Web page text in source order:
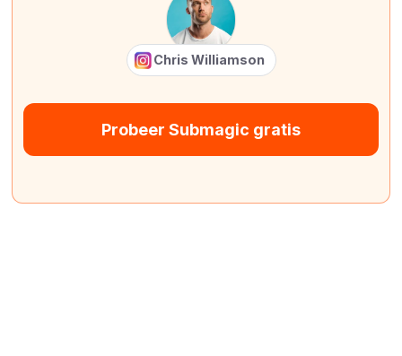
Chris Williamson
Probeer Submagic gratis